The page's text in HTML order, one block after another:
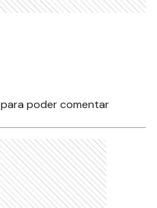
para poder comentar